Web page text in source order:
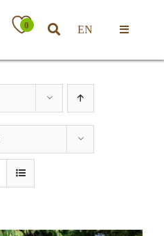
0 EN
Toggle